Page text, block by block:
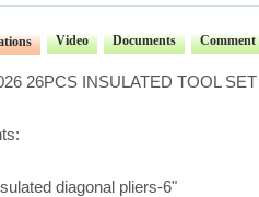
Video Documents Comment
26PCS INSULATED TOOL SET
diagonal pliers-6"